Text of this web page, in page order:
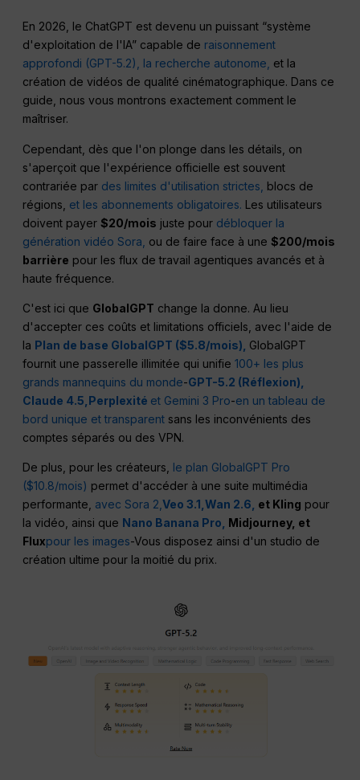
En 2026, le ChatGPT est devenu un puissant “système
d'exploitation de l'IA” capable de raisonnement
approfondi (GPT-5.2), la recherche autonome, et la
création de vidéos de qualité cinématographique. Dans ce
guide, nous vous montrons exactement comment le
maîtriser.
Cependant, dès que l'on plonge dans les détails, on
s'aperçoit que l'expérience officielle est souvent
contrariée par des limites d'utilisation strictes, blocs de
régions, et les abonnements obligatoires. Les utilisateurs
doivent payer$20/mois juste pour débloquer la
génération vidéo Sora, ou de faire face à une$200/mois
barrière pour les flux de travail agentiques avancés et à
haute fréquence.
C'est ici que GlobalGPT change la donne. Au lieu
d'accepter ces coûts et limitations officiels, avec l'aide de
la Plan de base GlobalGPT ($5.8/mois), GlobalGPT
fournit une passerelle illimitée qui unifie100+ les plus
grands mannequins du monde-GPT-5.2 (Réflexion),
Claude 4.5, Perplexité et Gemini 3 Pro-en un tableau de
bord unique et transparent sans les inconvénients des
comptes séparés ou des VPN.
De plus, pour les créateurs, le plan GlobalGPT Pro
($10.8/mois) permet d'accéder à une suite multimédia
performante, avec Sora 2,Veo 3.1,Wan 2.6, et Kling pour
la vidéo, ainsi que Nano Banana Pro, Midjourney, et
Fluxpour les images-Vous disposez ainsi d'un studio de
création ultime pour la moitié du prix.